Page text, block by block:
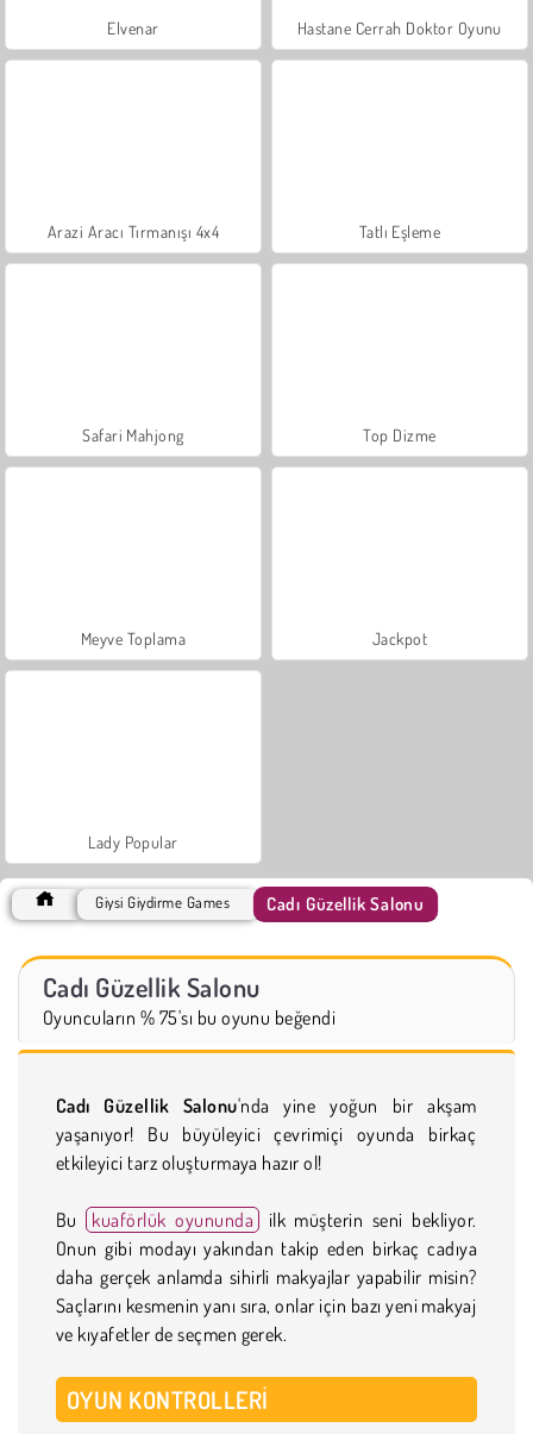
Elvenar Hastane Cerrah Doktor Oyunu
Arazi Aracı Tırmanışı 4x4 Tatlı Eşleme
Safari Mahjong Top Dizme
Meyve Toplama Jackpot
Lady Popular
Giysi Giydirme Games Cadı Güzellik Salonu
Cadı Güzellik Salonu
Oyuncuların % 75'sı bu oyunu beğendi
Cadı Güzellik Salonu'nda yine yoğun bir akşam
yaşanıyor! Bu büyüleyici çevrimiçi oyunda birkaç
etkileyici tarz oluşturmaya hazır ol!
Bu kuaförlük oyununda
ilk müşterin seni bekliyor.
Onun gibi modayı yakından takip eden birkaç cadıya
daha gerçek anlamda sihirli makyajlar yapabilir misin?
Saçlarını kesmenin yanı sıra, onlar için bazı yeni makyaj
ve kıyafetler de seçmen gerek.
OYUN KONTROLLERI